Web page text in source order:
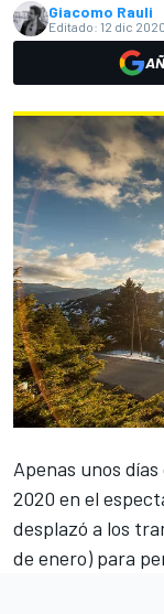
Giacomo Rauli
Editado: 12 dic
Apenas unos
2020 en el
desplazó a los
de enero) para